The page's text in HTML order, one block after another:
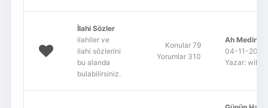
İlahi Sözler
ilahiler ve
ilahi sözlerini
bu alanda
bulabilirsiniz.
Konular 79
Yorumlar 310
Ah Medine
04-11-
Yazar: